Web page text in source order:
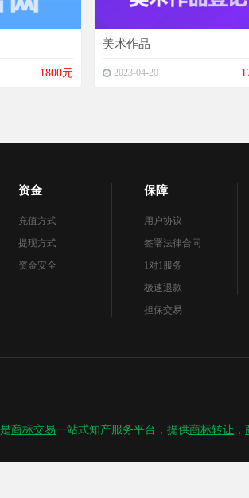
1800元
美术作品
2023-04-20
资金
充值方式
提现方式
资金安全
保障
用户协议
签署法律合同
1对1服务
极速退款
担保交易
是商标交易一站式知产服务平台，提供商标转让 ，